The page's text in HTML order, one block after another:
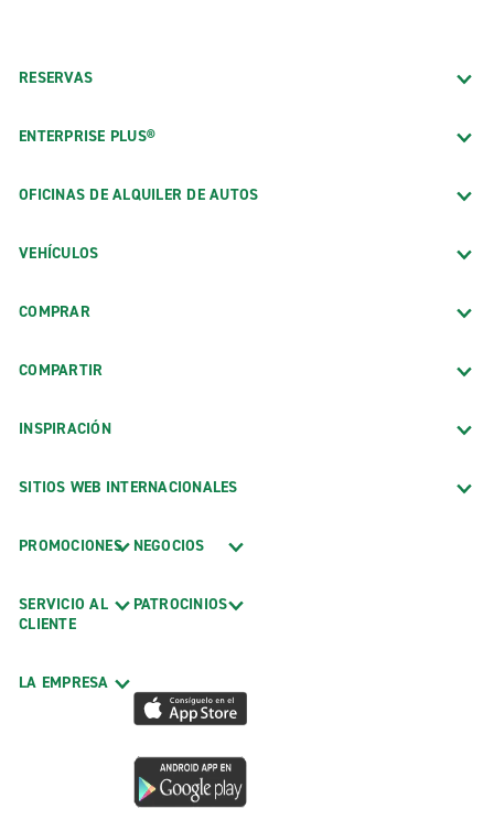
RESERVAS
ENTERPRISE PLUS®
OFICINAS DE ALQUILER DE AUTOS
VEHÍCULOS
COMPRAR
COMPARTIR
INSPIRACIÓN
SITIOS WEB INTERNACIONALES
PROMOCIONES
SERVICIO AL
CLIENTE
LA EMPRESA
NEGOCIOS
PATROCINIOS